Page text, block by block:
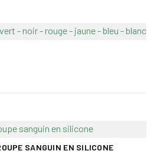
SANGUIN EN SILICONE